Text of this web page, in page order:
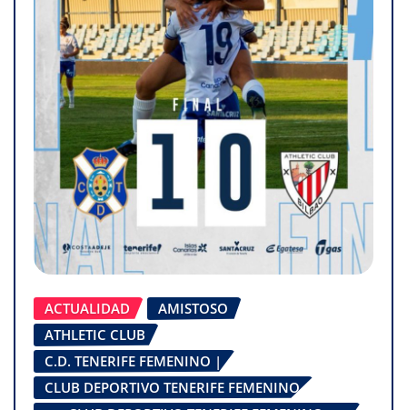
ACTUALIDAD
AMISTOSO
ATHLETIC CLUB
C.D. TENERIFE FEMENINO |
CLUB DEPORTIVO TENERIFE FEMENINO